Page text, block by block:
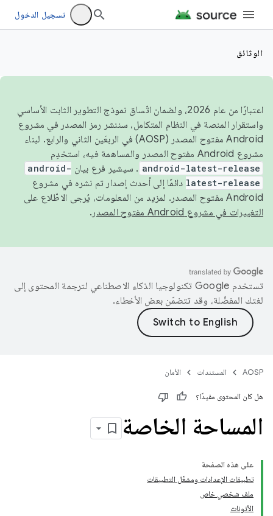
تسجيل الدخول
الوثائق
اعتبارًا من عام 2026، ولضمان اتّساق نموذج التطوير الثابت الأساسي
واستقرار المنصة في النظام المتكامل، سننشر رمز المصدر في مشروع
Android مفتوح المصدر (AOSP) في الربعَين الثاني والرابع. لبناء
مشروع Android مفتوح المصدر والمساهمة فيه، استخدِم
android-latest-release . سيشير فرع بيان android-
latest-release دائمًا إلى أحدث إصدار تم نشره في مشروع
Android مفتوح المصدر. لمزيد من المعلومات، يُرجى الاطّلاع على
التغييرات في مشروع Android مفتوح المصدر
.
تستخدم Google تكنولوجيا الذكاء الاصطناعي لترجمة المحتوى إلى
لغتك المفضّلة، وقد تتضمّن بعض الأخطاء.
AOSP المستندات الأمان
هل كان المحتوى مفيدًا؟
المساحة الخاصة
على هذه الصفحة
تطبيقات الإعدادات ومشغّل التطبيقات
ملف شخصي خاص
الأذونات